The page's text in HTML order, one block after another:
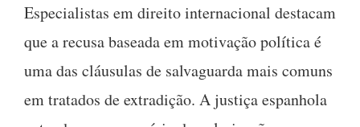
Especialistas em direito internacional destacam
que a recusa baseada em motivação política é
uma das cláusulas de salvaguarda mais comuns
em tratados de extradição. A justiça espanhola